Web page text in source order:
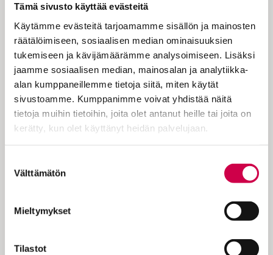
Tämä sivusto käyttää evästeitä
Käytämme evästeitä tarjoamamme sisällön ja mainosten
räätälöimiseen, sosiaalisen median ominaisuuksien
tukemiseen ja kävijämäärämme analysoimiseen. Lisäksi
jaamme sosiaalisen median, mainosalan ja analytiikka-
alan kumppaneillemme tietoja siitä, miten käytät
sivustoamme. Kumppanimme voivat yhdistää näitä
tietoja muihin tietoihin, joita olet antanut heille tai joita on
kerätty, kun olet käyttänyt heidän palvelujaan.
valinta
Välttämätön
Mieltymykset
Tilastot
minua.
Tämän pyhän teemana on lähimmäinen.
Kirkkovuoden kalenterissa tämän on 14.
sunnuntai helluntaista. Liturginen väri on
vihreä, ja alttarilla on kaksi kynttilää.
Päivän evankeliumina luetaan Matteuksen
lähimmäistäsi ja vihaa…